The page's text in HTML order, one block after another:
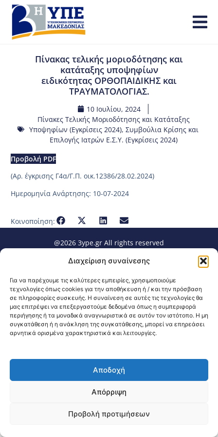
Διαχείριση συναίνεσης
Για να παρέχουμε τις καλύτερες εμπειρίες, χρησιμοποιούμε
τεχνολογίες όπως cookies για την αποθήκευση ή / και την πρόσβαση
σε πληροφορίες συσκευής. Η συναίνεση σε αυτές τις τεχνολογίες θα
μας επιτρέψει να επεξεργαστούμε δεδομένα όπως η συμπεριφορά
περιήγησης ή τα μοναδικά αναγνωριστικά σε αυτόν τον ιστότοπο. Η μη
συγκατάθεση ή η ανάκληση της συγκατάθεσης, μπορεί να επηρεάσει
αρνητικά ορισμένα χαρακτηριστικά και λειτουργίες.
Αποδοχή
Απόρριψη
Προβολή προτιμήσεων
Πίνακας τελικής μοριοδότησης και
κατάταξης υποψηφίων
ειδικότητας ΟΡΘΟΠΑΙΔΙΚΗΣ και
ΤΡΑΥΜΑΤΟΛΟΓΙΑΣ.
10 Ιουλίου, 2024
Πίνακες Τελικής Μοριοδότησης και Κατάταξης
Υποψηφίων (Εγκρίσεις 2024), Συμβούλια Κρίσης και
Επιλογής Ιατρών Ε.Σ.Υ. (Εγκρίσεις 2024)
Προβολή PDF
(Aρ. έγκρισης Γ4α/Γ.Π. οικ.12386/28.02.2024)
Ημερομηνία Ανάρτησης: 10-07-2024
Κοινοποίηση:
@2026 3ype.gr All rights reserved
Θεσσαλονίκη, Ελλάδα Τηλ: +30 2311 226 200
Page Visits: 00012 Website Visits: 1591206